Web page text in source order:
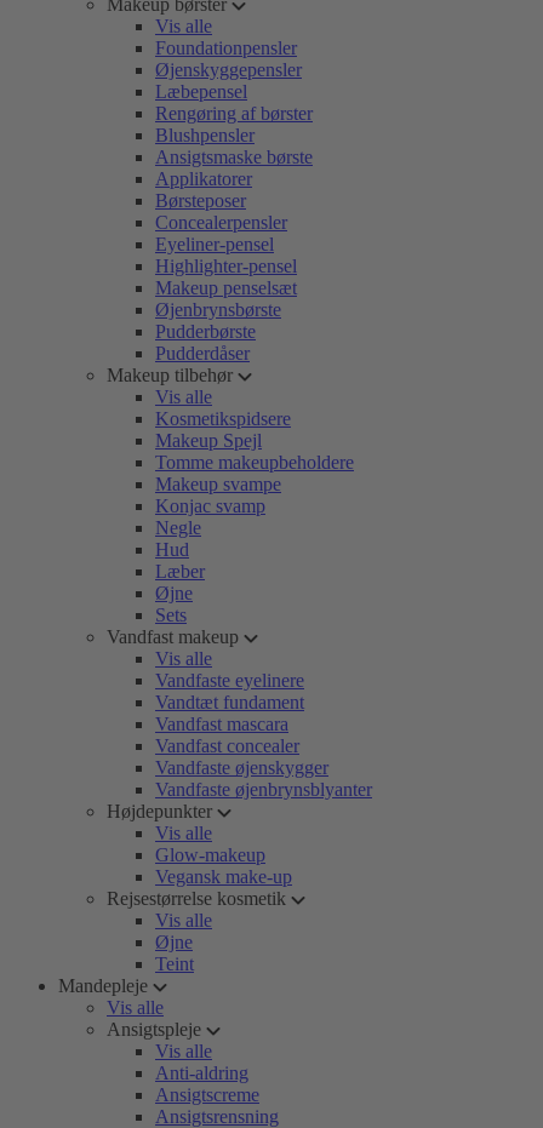
Makeup børster
Vis alle
Foundationpensler
Øjenskyggepensler
Læbepensel
Rengøring af børster
Blushpensler
Ansigtsmaske børste
Applikatorer
Børsteposer
Concealerpensler
Eyeliner-pensel
Highlighter-pensel
Makeup penselsæt
Øjenbrynsbørste
Pudderbørste
Pudderdåser
Makeup tilbehør
Vis alle
Kosmetikspidsere
Makeup Spejl
Tomme makeupbeholdere
Makeup svampe
Konjac svamp
Negle
Hud
Læber
Øjne
Sets
Vandfast makeup
Vis alle
Vandfaste eyelinere
Vandtæt fundament
Vandfast mascara
Vandfast concealer
Vandfaste øjenskygger
Vandfaste øjenbrynsblyanter
Højdepunkter
Vis alle
Glow-makeup
Vegansk make-up
Rejsestørrelse kosmetik
Vis alle
Øjne
Teint
Mandepleje
Vis alle
Ansigtspleje
Vis alle
Anti-aldring
Ansigtscreme
Ansigtsrensning